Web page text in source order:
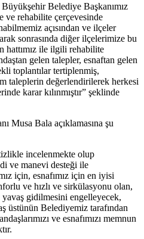
Belediye Başkanımız
ve rehabilite çerçevesinde
açısından ve ilçeler
sonrasında diğer ilçelerimize bu
hattımız ile ilgili rehabilite
gelen talepler, esnaftan gelen
toplantılar tertiplenmiş,
taleplerin değerlendirilerek herkesi
karar kılınmıştır” şeklinde
Musa Bala açıklamasına şu
incelenmekte olup
ve manevi desteği ile
için, esnafımız için en iyisi
ve hızlı ve sirkülasyonu olan,
yavaş gidilmesini engelleyecek,
üstünün Belediyemiz tarafından
ve esnafımızı memnun